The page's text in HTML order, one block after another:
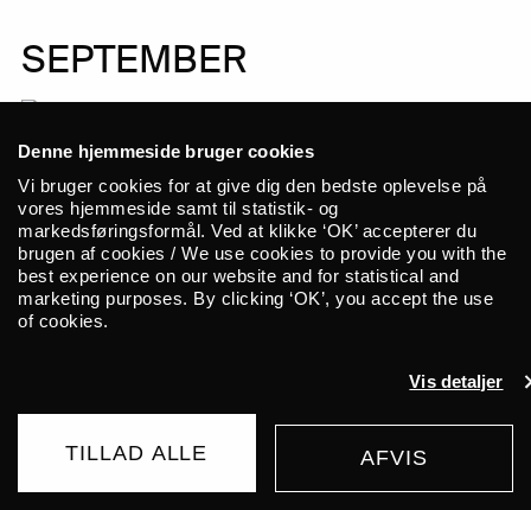
Denne hjemmeside bruger cookies
Vi bruger cookies for at give dig den bedste oplevelse på
vores hjemmeside samt til statistik- og
markedsføringsformål. Ved at klikke ‘OK’ accepterer du
brugen af cookies / We use cookies to provide you with the
best experience on our website and for statistical and
marketing purposes. By clicking ‘OK’, you accept the use
of cookies.
Vis detaljer
TILLAD ALLE AFVIS
SEPTEMBER
TIRSDAG _01.09.26
Cinna PeyghamyFR/IR
Traditionel persisk slagtøj møder
modular synth i fascinerende
soundscapes
ONSDAG _02.09.26
ALICE TUNES IN:
DK
NAVN
EMAIL